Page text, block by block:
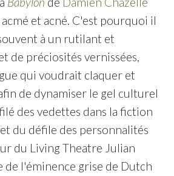
et acné. C'est pourquoi il
à un rutilant et
de préciosités vernissées,
qui voudrait claquer et
de dynamiser le gel culturel
des vedettes dans la fiction
du défile des personnalités
du Living Theatre Julian
de l'éminence grise de Dutch